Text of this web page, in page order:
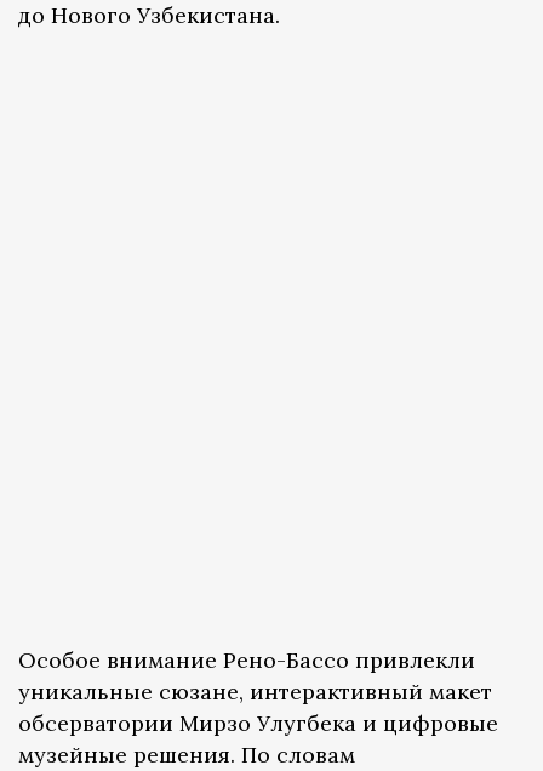
до Нового Узбекистана.
Особое внимание Рено-Бассо привлекли
уникальные сюзане, интерактивный макет
обсерватории Мирзо Улугбека и цифровые
музейные решения. По словам